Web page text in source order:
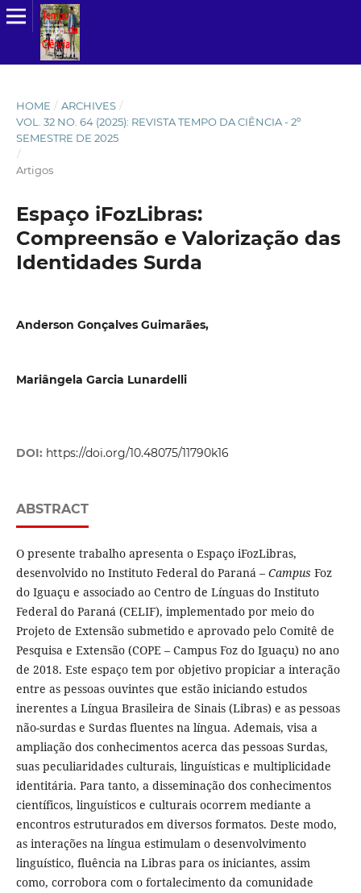
HOME / ARCHIVES /
VOL. 32 NO. 64 (2025): REVISTA TEMPO DA CIÊNCIA - 2º
SEMESTRE DE 2025
/
Artigos
Espaço iFozLibras:
Compreensão e Valorização das
Identidades Surda
Anderson Gonçalves Guimarães,
Mariângela Garcia Lunardelli
DOI: https://doi.org/10.48075/11790k16
ABSTRACT
O presente trabalho apresenta o Espaço iFozLibras,
desenvolvido no Instituto Federal do Paraná – Campus Foz
do Iguaçu e associado ao Centro de Línguas do Instituto
Federal do Paraná (CELIF), implementado por meio do
Projeto de Extensão submetido e aprovado pelo Comitê de
Pesquisa e Extensão (COPE – Campus Foz do Iguaçu) no ano
de 2018. Este espaço tem por objetivo propiciar a interação
entre as pessoas ouvintes que estão iniciando estudos
inerentes a Língua Brasileira de Sinais (Libras) e as pessoas
não-surdas e Surdas fluentes na língua. Ademais, visa a
ampliação dos conhecimentos acerca das pessoas Surdas,
suas peculiaridades culturais, linguísticas e multiplicidade
identitária. Para tanto, a disseminação dos conhecimentos
científicos, linguísticos e culturais ocorrem mediante a
encontros estruturados em diversos formatos. Deste modo,
as interações na língua estimulam o desenvolvimento
linguístico, fluência na Libras para os iniciantes, assim
como, corrobora com o fortalecimento da comunidade